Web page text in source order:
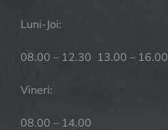
Luni-Joi:
08.00 – 12.30 13.00 – 16.00
Vineri:
08.00 – 14.00